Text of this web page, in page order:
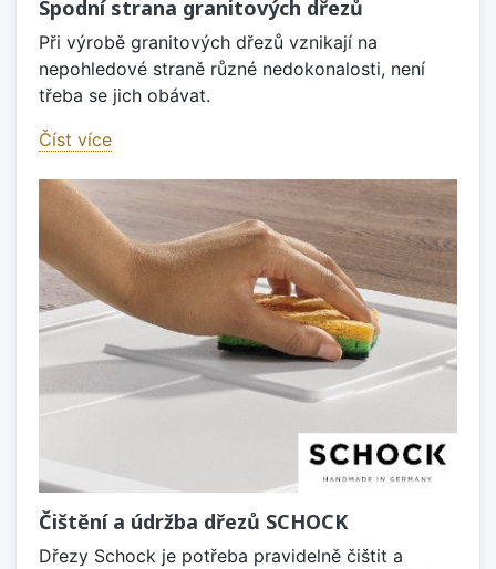
Spodní strana granitových dřezů
Při výrobě granitových dřezů vznikají na
nepohledové straně různé nedokonalosti, není
třeba se jich obávat.
Číst více
Čištění a údržba dřezů SCHOCK
Dřezy Schock je potřeba pravidelně čištit a